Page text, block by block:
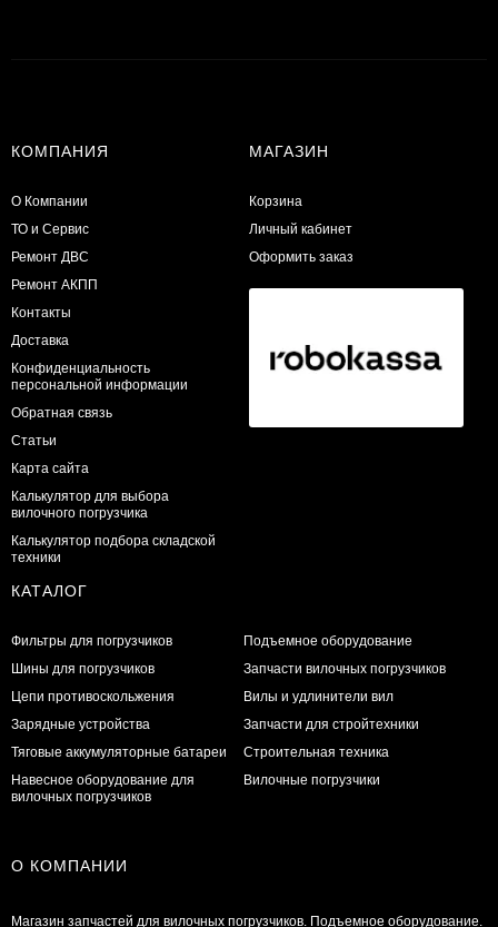
КОМПАНИЯ
О Компании
ТО и Сервис
​Ремонт ДВС
Ремонт АКПП
Контакты
Доставка
Конфиденциальность
персональной информации
Обратная связь
Статьи
Карта сайта
Калькулятор для выбора
вилочного погрузчика
Калькулятор подбора складской
техники
МАГАЗИН
Корзина
Личный кабинет
Оформить заказ
КАТАЛОГ
Фильтры для погрузчиков
Шины для погрузчиков
Цепи противоскольжения
Зарядные устройства
Тяговые аккумуляторные батареи
Навесное оборудование для
вилочных погрузчиков
Подъемное оборудование
Запчасти вилочных погрузчиков
Вилы и удлинители вил
Запчасти для стройтехники
Строительная техника
Вилочные погрузчики
О КОМПАНИИ
Магазин запчастей для вилочных погрузчиков. Подъемное оборудование.